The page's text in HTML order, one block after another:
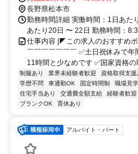
長野県松本市
勤務時間詳細 実働時間：1日あた
あたり20日 〜 22日 勤務時間：
仕事内容 |◤この求人のおすすめ
￣￣￣￣￣￣￣ ✅土日祝休みで
11時間と少なめです ✅国家資格の
制服あり 業界未経験者歓迎 資格取得支援
学歴不問
車通勤OK 固定時間制 職場見
住宅手当あり
交通費全額支給 経験者歓迎
ブランクOK
育休あり
アルバイト・パート